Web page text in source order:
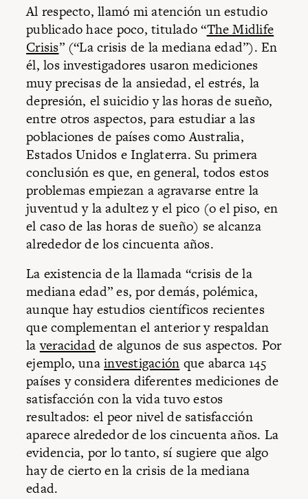
Al respecto, llamó mi atención un estudio
publicado hace poco, titulado “The Midlife
Crisis” (“La crisis de la mediana edad”). En
él, los investigadores usaron mediciones
muy precisas de la ansiedad, el estrés, la
depresión, el suicidio y las horas de sueño,
entre otros aspectos, para estudiar a las
poblaciones de países como Australia,
Estados Unidos e Inglaterra. Su primera
conclusión es que, en general, todos estos
problemas empiezan a agravarse entre la
juventud y la adultez y el pico (o el piso, en
el caso de las horas de sueño) se alcanza
alrededor de los cincuenta años.
La existencia de la llamada “crisis de la
mediana edad” es, por demás, polémica,
aunque hay estudios científicos recientes
que complementan el anterior y respaldan
laveracidadde algunos de sus aspectos. Por
ejemplo, unainvestigación que abarca 145
países y considera diferentes mediciones de
satisfacción con la vida tuvo estos
resultados: el peor nivel de satisfacción
aparece alrededor de los cincuenta años. La
evidencia, por lo tanto, sí sugiere que algo
hay de cierto en la crisis de la mediana
edad.